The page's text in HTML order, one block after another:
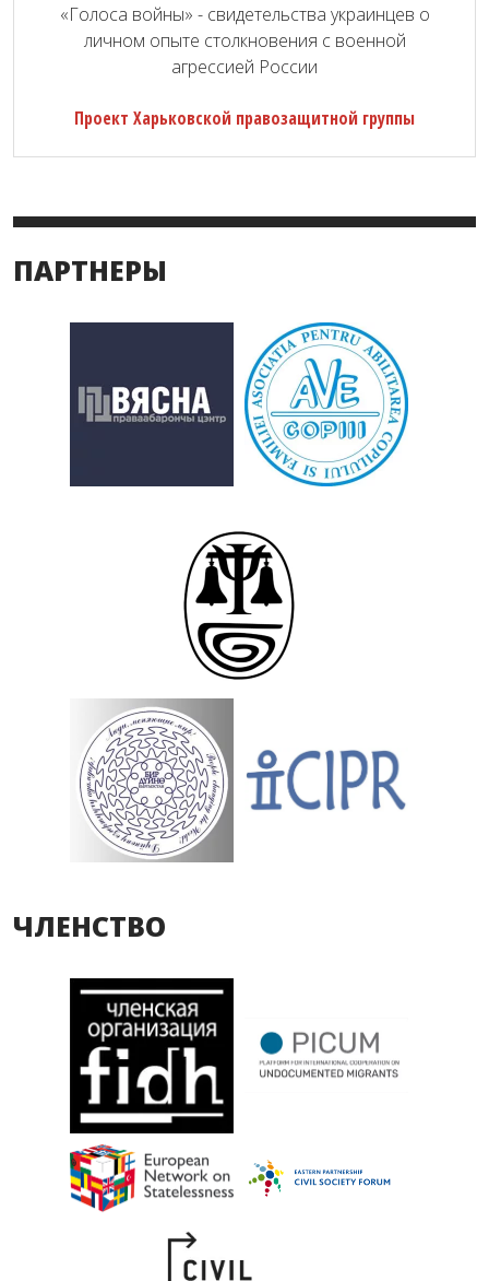
«Голоса войны» - свидетельства украинцев о
личном опыте столкновения с военной
агрессией России
Проект Харьковской правозащитной группы
ПАРТНЕРЫ
ЧЛЕНСТВО